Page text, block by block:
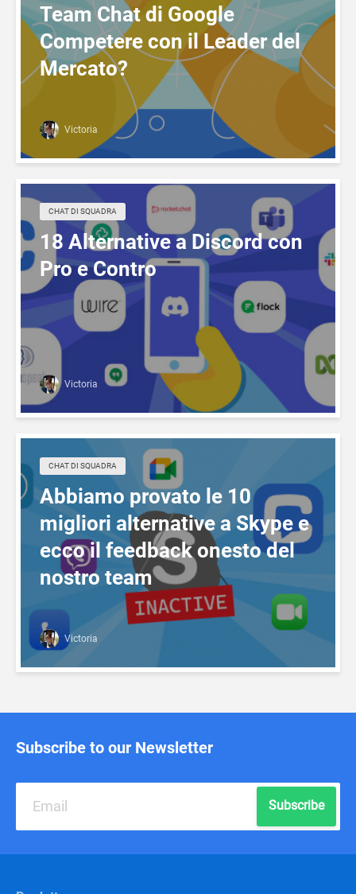
Team Chat di Google
Competere con il Leader del
Mercato?
Victoria
CHAT DI SQUADRA
18 Alternative a Discord con
Pro e Contro
Victoria
CHAT DI SQUADRA
Abbiamo provato le 10
migliori alternative a Skype e
ecco il feedback onesto del
nostro team
Victoria
Subscribe to our Newsletter
Subscribe